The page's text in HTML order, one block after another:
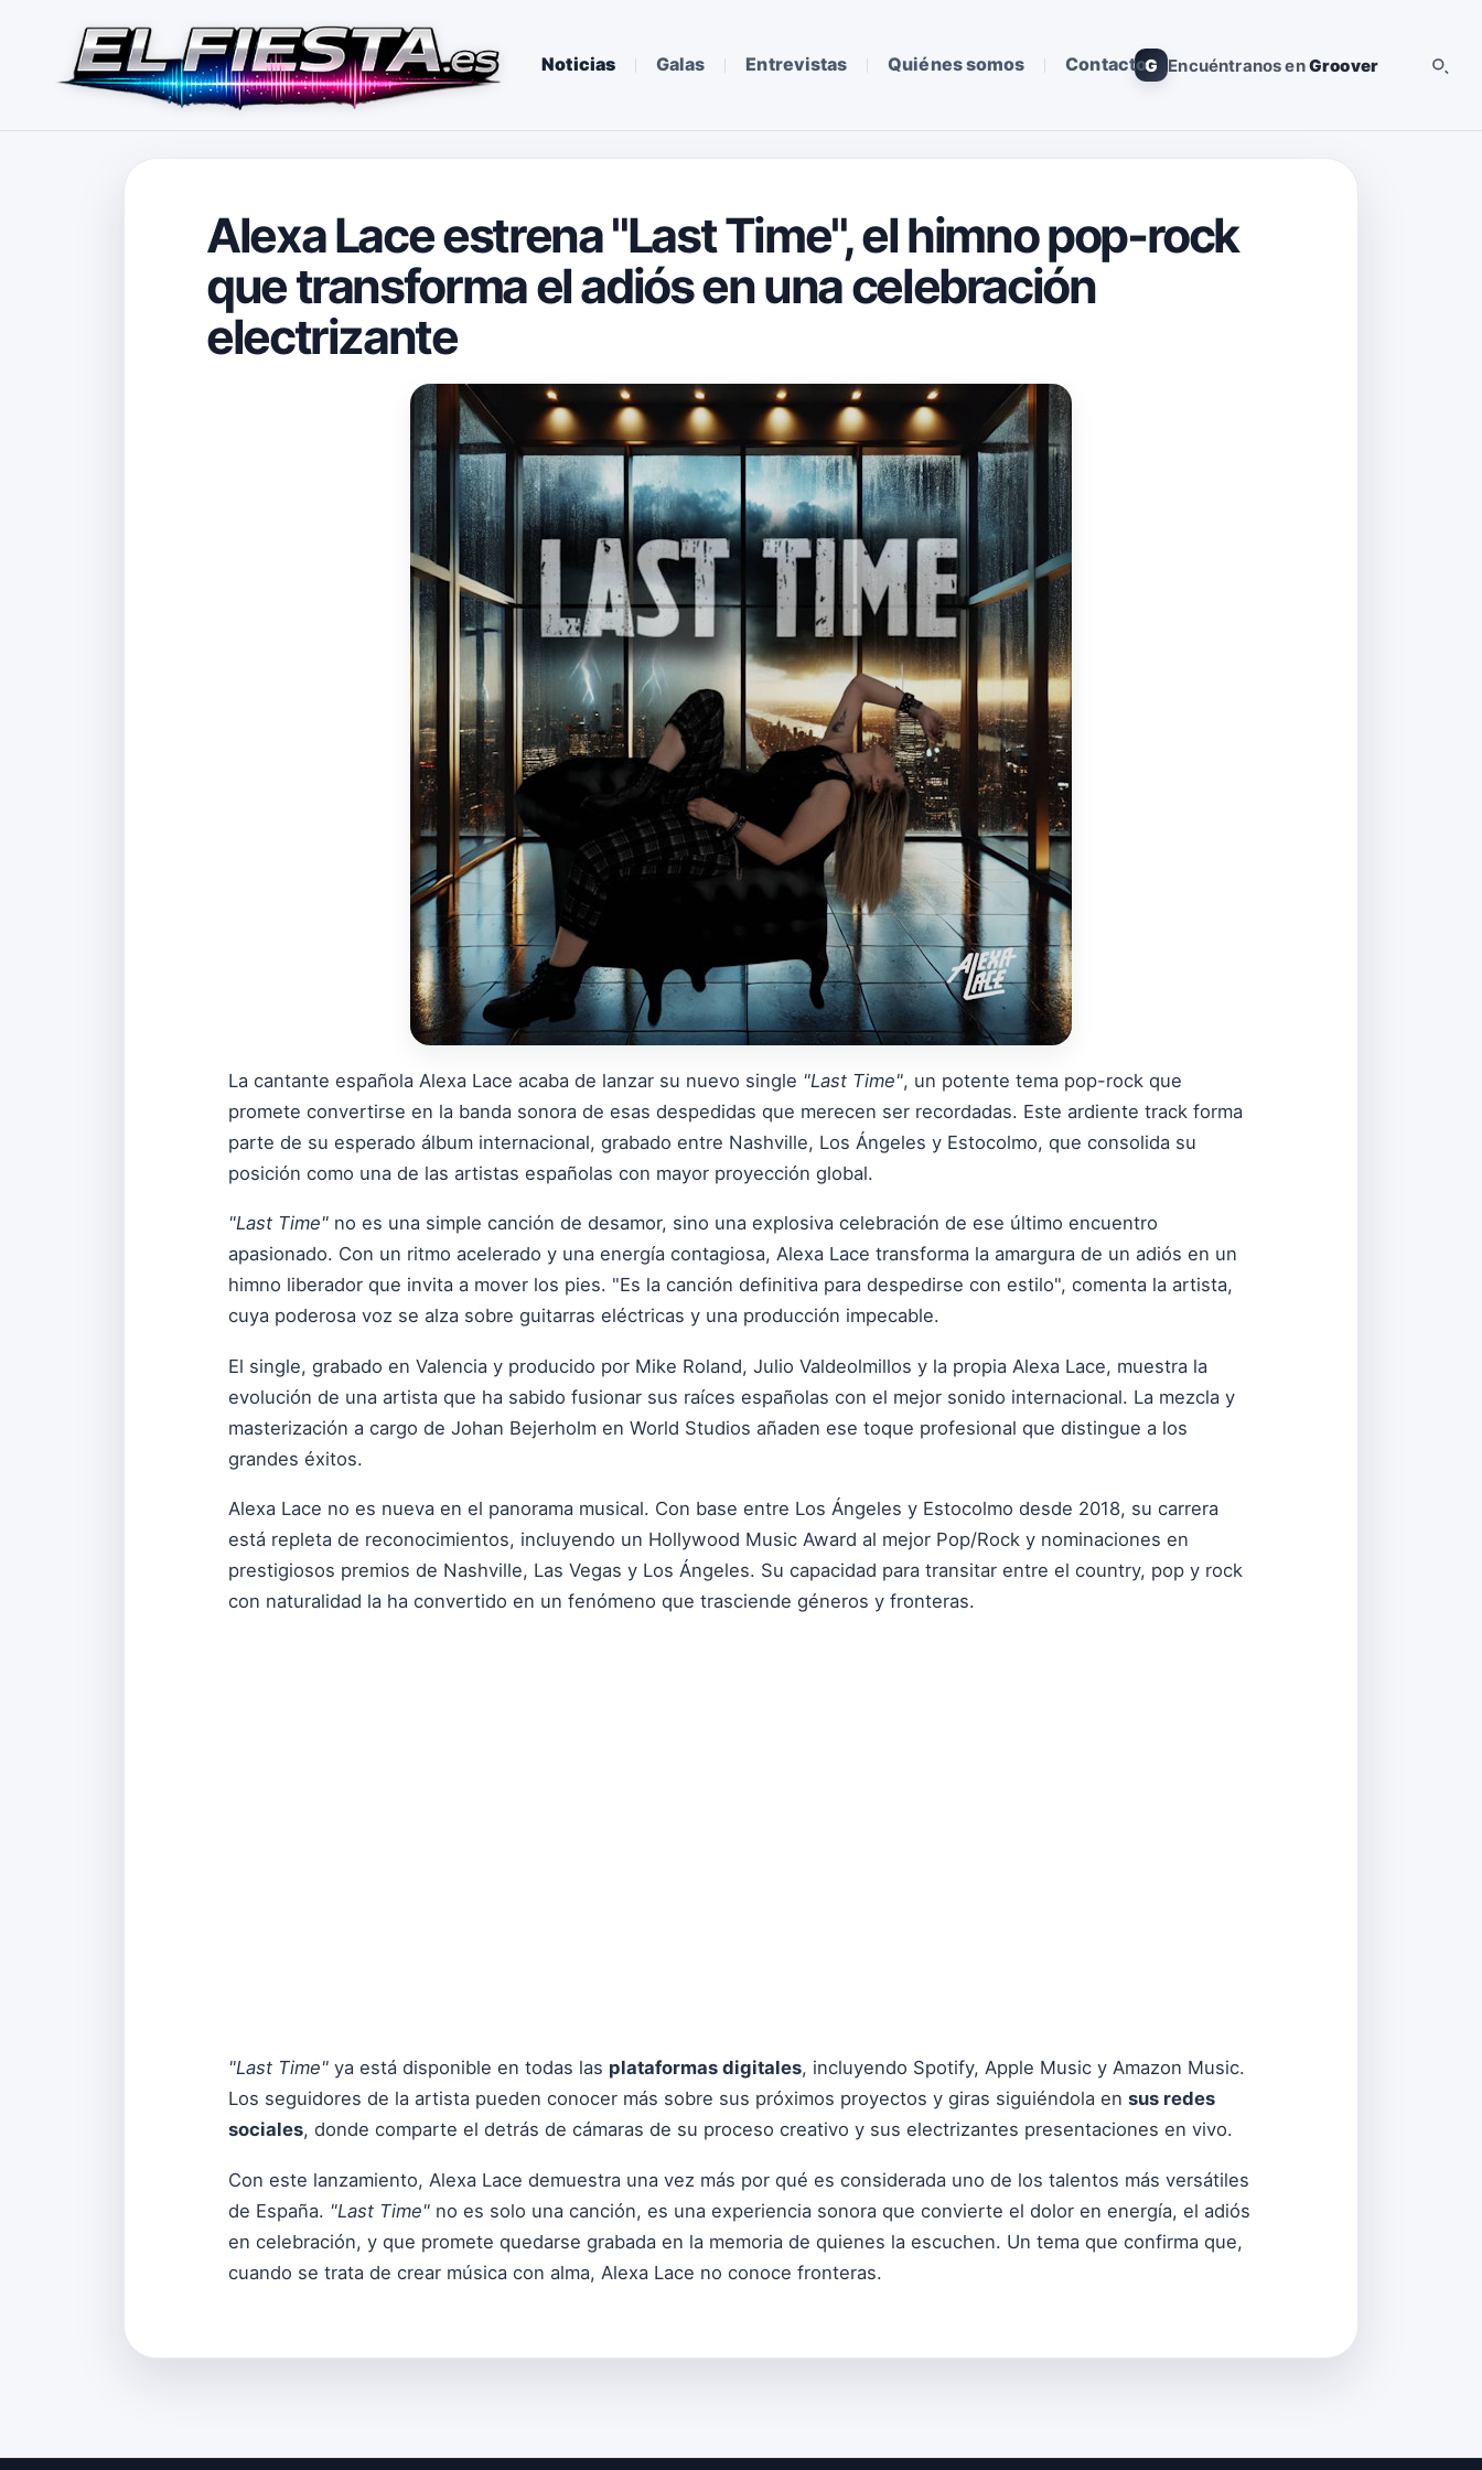
Noticias Galas Entrevistas Quiénes somos ContactoG Encuéntranos enGroover
Alexa Lace estrena "Last Time", el himno pop-rock
que transforma el adiós en una celebración
electrizante
La cantante española Alexa Lace acaba de lanzar su nuevo single "Last Time", un potente tema pop-rock que
promete convertirse en la banda sonora de esas despedidas que merecen ser recordadas. Este ardiente track forma
parte de su esperado álbum internacional, grabado entre Nashville, Los Ángeles y Estocolmo, que consolida su
posición como una de las artistas españolas con mayor proyección global.
"Last Time" no es una simple canción de desamor, sino una explosiva celebración de ese último encuentro
apasionado. Con un ritmo acelerado y una energía contagiosa, Alexa Lace transforma la amargura de un adiós en un
himno liberador que invita a mover los pies. "Es la canción definitiva para despedirse con estilo", comenta la artista,
cuya poderosa voz se alza sobre guitarras eléctricas y una producción impecable.
El single, grabado en Valencia y producido por Mike Roland, Julio Valdeolmillos y la propia Alexa Lace, muestra la
evolución de una artista que ha sabido fusionar sus raíces españolas con el mejor sonido internacional. La mezcla y
masterización a cargo de Johan Bejerholm en World Studios añaden ese toque profesional que distingue a los
grandes éxitos.
Alexa Lace no es nueva en el panorama musical. Con base entre Los Ángeles y Estocolmo desde 2018, su carrera
está repleta de reconocimientos, incluyendo un Hollywood Music Award al mejor Pop/Rock y nominaciones en
prestigiosos premios de Nashville, Las Vegas y Los Ángeles. Su capacidad para transitar entre el country, pop y rock
con naturalidad la ha convertido en un fenómeno que trasciende géneros y fronteras.
"Last Time" ya está disponible en todas las plataformas digitales, incluyendo Spotify, Apple Music y Amazon Music.
Los seguidores de la artista pueden conocer más sobre sus próximos proyectos y giras siguiéndola en sus redes
sociales, donde comparte el detrás de cámaras de su proceso creativo y sus electrizantes presentaciones en vivo.
Con este lanzamiento, Alexa Lace demuestra una vez más por qué es considerada uno de los talentos más versátiles
de España. "Last Time" no es solo una canción, es una experiencia sonora que convierte el dolor en energía, el adiós
en celebración, y que promete quedarse grabada en la memoria de quienes la escuchen. Un tema que confirma que,
cuando se trata de crear música con alma, Alexa Lace no conoce fronteras.